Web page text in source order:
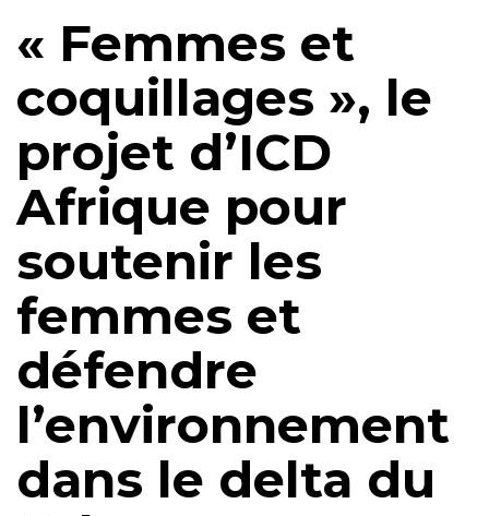
« Femmes et
coquillages », le
projet d’ICD
Afrique pour
soutenir les
femmes et
défendre
l’environnement
dans le delta du